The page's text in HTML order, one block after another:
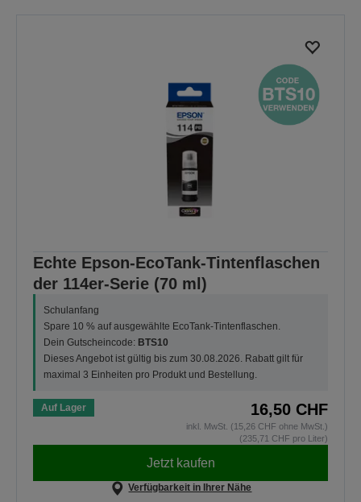
Echte Epson-EcoTank-Tintenflaschen
der 114er-Serie (70 ml)
Schulanfang
Spare 10 % auf ausgewählte EcoTank-Tintenflaschen.
Dein Gutscheincode: BTS10
Dieses Angebot ist gültig bis zum 30.08.2026. Rabatt gilt für
maximal 3 Einheiten pro Produkt und Bestellung.
Auf Lager 16,50 CHF
inkl. MwSt. (15,26 CHF ohne MwSt.)
(235,71 CHF pro Liter)
Jetzt kaufen
Verfügbarkeit in Ihrer Nähe